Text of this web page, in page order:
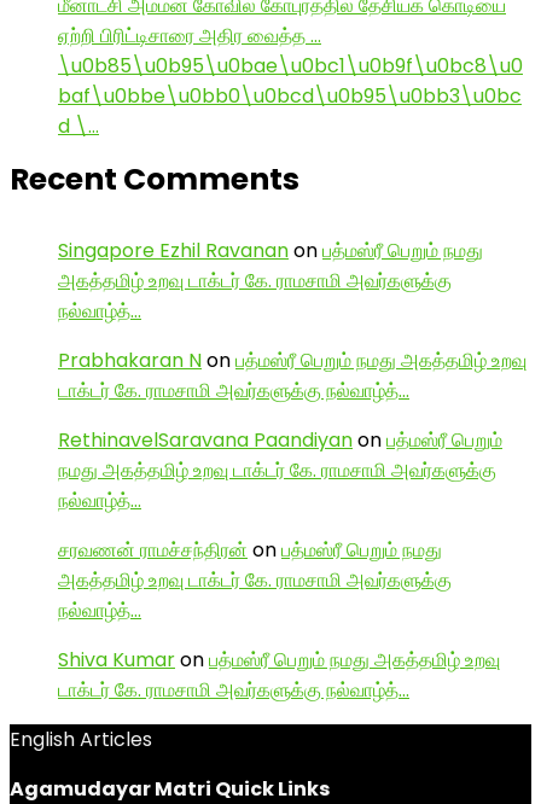
ஏற்றி பிரிட்டிசாரை அதிர வைத்த …
\u0b85\u0b95\u0bae\u0bc1\u0b9f\u0bc8\u0
baf\u0bbe\u0bb0\u0bcd\u0b95\u0bb3\u0bc
d \…
Recent Comments
Singapore Ezhil Ravananonபத்மஸ்ரீ பெறும் நமது
அகத்தமிழ் உறவு டாக்டர் கே. ராமசாமி அவர்களுக்கு
நல்வாழ்த்…
Prabhakaran Nonபத்மஸ்ரீ பெறும் நமது அகத்தமிழ் உறவு
டாக்டர் கே. ராமசாமி அவர்களுக்கு நல்வாழ்த்…
RethinavelSaravana Paandiyanonபத்மஸ்ரீ பெறும்
நமது அகத்தமிழ் உறவு டாக்டர் கே. ராமசாமி அவர்களுக்கு
நல்வாழ்த்…
சரவணன் ராமச்சந்திரன் onபத்மஸ்ரீ பெறும் நமது
அகத்தமிழ் உறவு டாக்டர் கே. ராமசாமி அவர்களுக்கு
நல்வாழ்த்…
Shiva Kumaronபத்மஸ்ரீ பெறும் நமது அகத்தமிழ் உறவு
டாக்டர் கே. ராமசாமி அவர்களுக்கு நல்வாழ்த்…
English Articles
Agamudayar Matri Quick Links